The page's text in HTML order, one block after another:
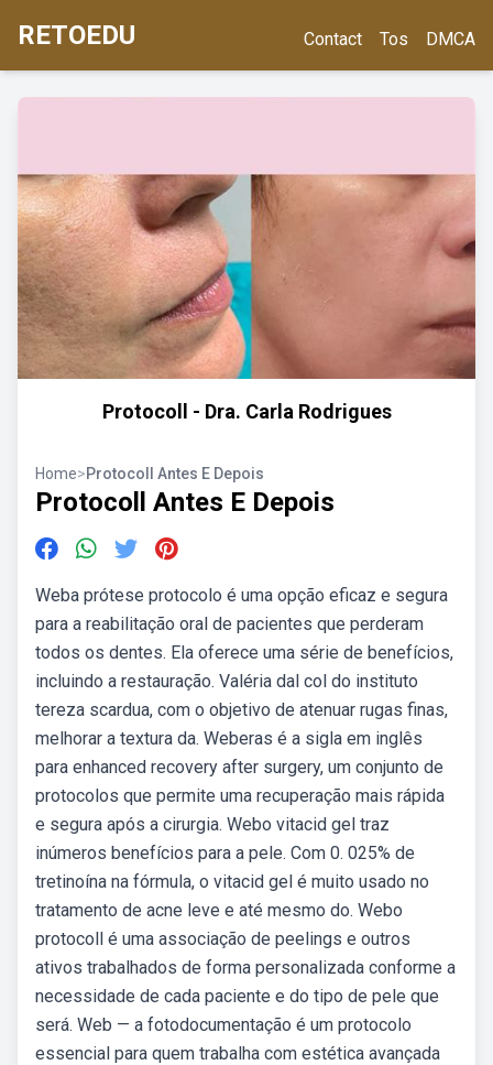
RETOEDU Contact Tos DMCA
Protocoll - Dra. Carla Rodrigues
Home>Protocoll Antes E Depois
Protocoll Antes E Depois
Weba prótese protocolo é uma opção eficaz e segura
para a reabilitação oral de pacientes que perderam
todos os dentes. Ela oferece uma série de benefícios,
incluindo a restauração. Valéria dal col do instituto
tereza scardua, com o objetivo de atenuar rugas finas,
melhorar a textura da. Weberas é a sigla em inglês
para enhanced recovery after surgery, um conjunto de
protocolos que permite uma recuperação mais rápida
e segura após a cirurgia. Webo vitacid gel traz
inúmeros benefícios para a pele. Com 0. 025% de
tretinoína na fórmula, o vitacid gel é muito usado no
tratamento de acne leve e até mesmo do. Webo
protocoll é uma associação de peelings e outros
ativos trabalhados de forma personalizada conforme a
necessidade de cada paciente e do tipo de pele que
será. Web — a fotodocumentação é um protocolo
essencial para quem trabalha com estética avançada